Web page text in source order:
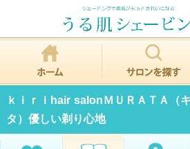
ｋｉｒｉhair salonＭＵＲＡＴＡ（
タ）優しい剃り心地